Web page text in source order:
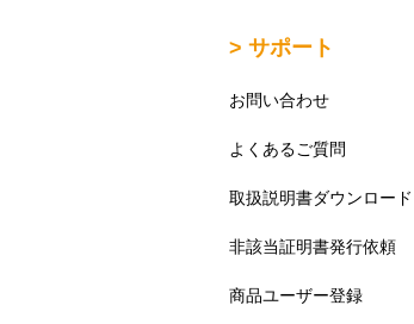
> サポート
お問い合わせ
よくあるご質問
取扱説明書ダウンロード
非該当証明書発行依頼
商品ユーザー登録